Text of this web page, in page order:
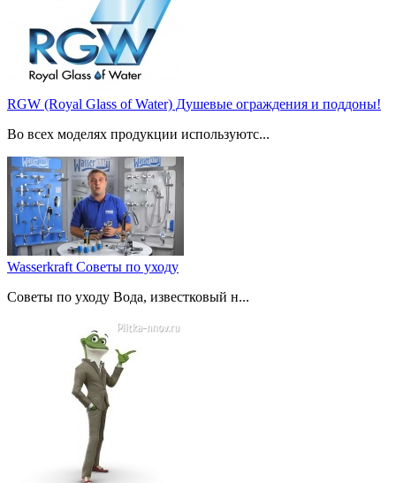
RGW (Royal Glass of Water) Душевые ограждения и поддоны!
Во всех моделях продукции используютс...
Wasserkraft Советы по уходу
Советы по уходу Вода, известковый н...